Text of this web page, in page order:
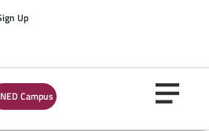
Up
Campus
EN LA
LOS